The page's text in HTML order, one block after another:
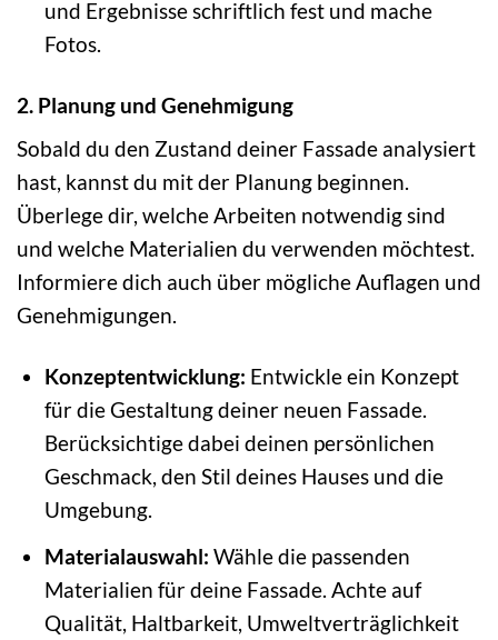
und Ergebnisse schriftlich fest und mache
Fotos.
2. Planung und Genehmigung
Sobald du den Zustand deiner Fassade analysiert
hast, kannst du mit der Planung beginnen.
Überlege dir, welche Arbeiten notwendig sind
und welche Materialien du verwenden möchtest.
Informiere dich auch über mögliche Auflagen und
Genehmigungen.
Konzeptentwicklung: Entwickle ein Konzept
für die Gestaltung deiner neuen Fassade.
Berücksichtige dabei deinen persönlichen
Geschmack, den Stil deines Hauses und die
Umgebung.
Materialauswahl: Wähle die passenden
Materialien für deine Fassade. Achte auf
Qualität, Haltbarkeit, Umweltverträglichkeit